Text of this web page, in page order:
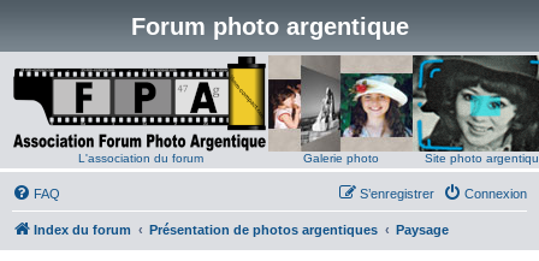
Forum photo argentique
L'association du forum Galerie photo Site photo
FAQ Connexion
S’enregistrer
Index du forum Présentation de photos argentiques Paysage